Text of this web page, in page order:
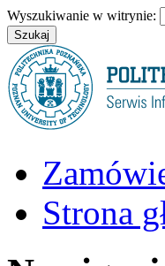
Wyszukiwanie w witrynie:
Strona